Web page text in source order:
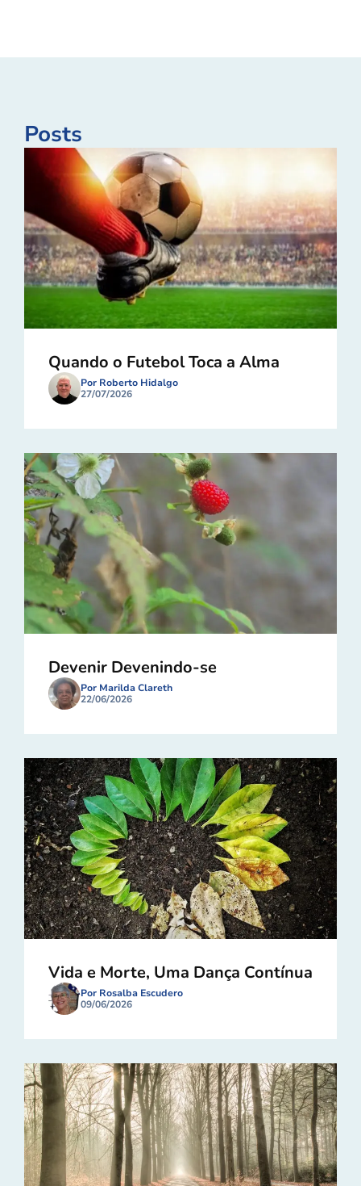
Posts
Quando o Futebol Toca a Alma
Por Roberto Hidalgo
27/07/2026
Devenir Devenindo-se
Por Marilda Clareth
22/06/2026
Vida e Morte, Uma Dança Contínua
Por Rosalba Escudero
09/06/2026